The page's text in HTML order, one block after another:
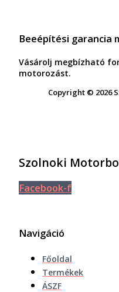
Beeépítési garancia
Vásárolj megbízható
motorozást.
Copyright © 2026
Szolnoki
Facebook-f
Navigáció
Főoldal
Termékek
ÁSZF